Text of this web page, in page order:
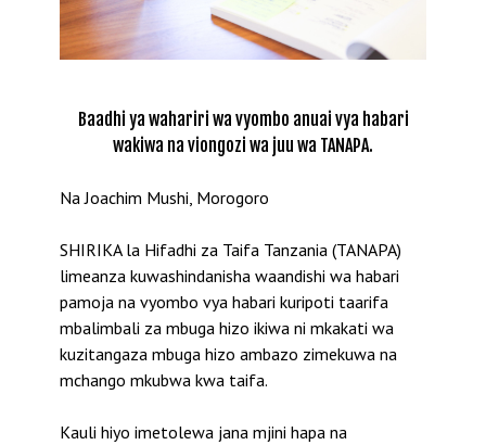
Baadhi ya wahariri wa vyombo anuai vya habari
wakiwa na viongozi wa juu wa TANAPA.
Na Joachim Mushi, Morogoro
SHIRIKA la Hifadhi za Taifa Tanzania (TANAPA)
limeanza kuwashindanisha waandishi wa habari
pamoja na vyombo vya habari kuripoti taarifa
mbalimbali za mbuga hizo ikiwa ni mkakati wa
kuzitangaza mbuga hizo ambazo zimekuwa na
mchango mkubwa kwa taifa.
Kauli hiyo imetolewa jana mjini hapa na